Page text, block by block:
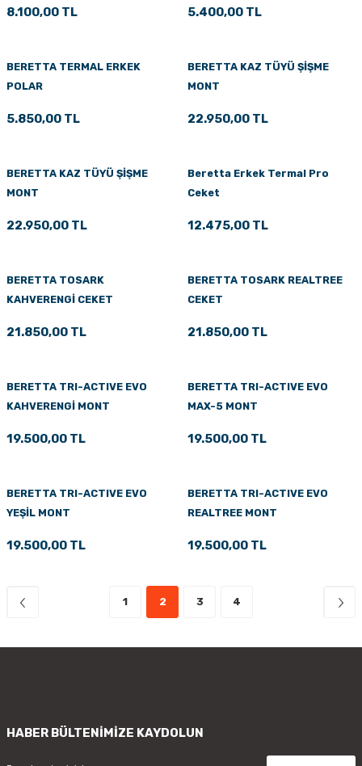
8.100,00 TL 5.400,00 TL
BERETTA TERMAL ERKEK
POLAR
5.850,00 TL
BERETTA KAZ TÜYÜ ŞİŞME
MONT
22.950,00 TL
BERETTA KAZ TÜYÜ ŞİŞME
MONT
22.950,00 TL
Beretta Erkek Termal Pro
Ceket
12.475,00 TL
BERETTA TOSARK
KAHVERENGİ CEKET
21.850,00 TL
BERETTA TOSARK REALTREE
CEKET
21.850,00 TL
BERETTA TRI-ACTIVE EVO
KAHVERENGİ MONT
19.500,00 TL
BERETTA TRI-ACTIVE EVO
MAX-5 MONT
19.500,00 TL
BERETTA TRI-ACTIVE EVO
YEŞİL MONT
19.500,00 TL
BERETTA TRI-ACTIVE EVO
REALTREE MONT
19.500,00 TL
1 2 3 4
HABER BÜLTENİMİZE KAYDOLUN